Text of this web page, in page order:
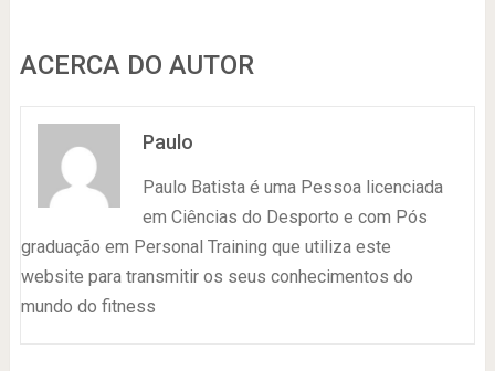
ACERCA DO AUTOR
Paulo
Paulo Batista é uma Pessoa licenciada
em Ciências do Desporto e com Pós
graduação em Personal Training que utiliza este
website para transmitir os seus conhecimentos do
mundo do fitness